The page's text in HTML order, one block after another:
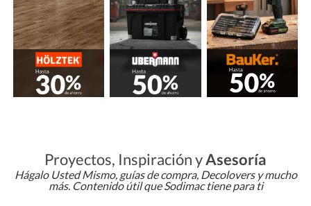
Proyectos, Inspiración yAsesoría
Hágalo Usted Mismo, guías de compra, Decolovers y mucho
más. Contenido útil que Sodimac tiene para ti